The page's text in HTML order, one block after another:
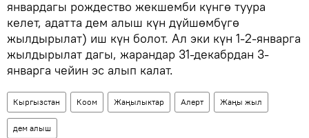
январдагы рождество жекшемби күнгө туура
келет, адатта дем алыш күн дүйшөмбүгө
жылдырылат) иш күн болот. Ал эки күн 1-2-январга
жылдырылат дагы, жарандар 31-декабрдан 3-
январга чейин эс алып калат.
Кыргызстан Коом Жаңылыктар Aлерт Жаңы жыл
дем алыш